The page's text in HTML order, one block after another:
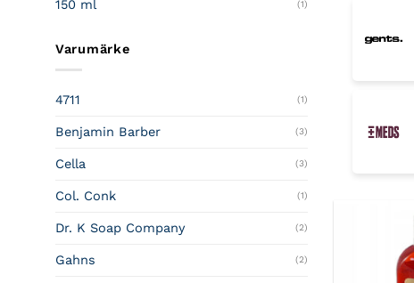
150 ml (1)
Varumärke
4711 (1)
Benjamin Barber (3)
Cella (3)
Col. Conk (1)
Dr. K Soap Company (2)
Gahns (2)